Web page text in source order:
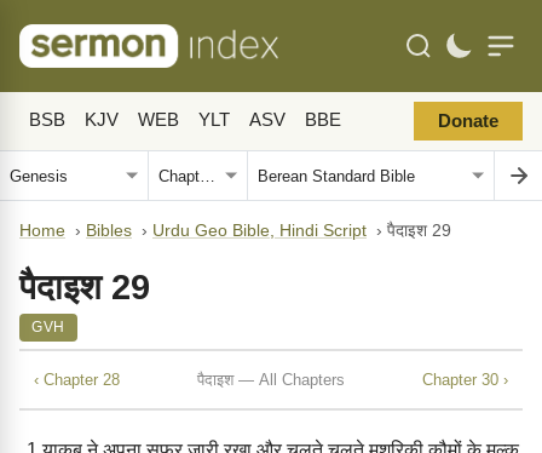
BSB KJV WEB YLT ASV BBE Donate
Home › Bibles › Urdu Geo Bible, Hindi Script › पैदाइश 29
पैदाइश 29
GVH
‹ Chapter 28 पैदाइश — All Chapters Chapter 30 ›